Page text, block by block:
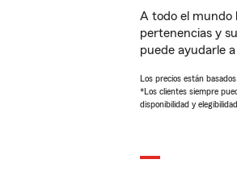
A todo el mundo
pertenencias y
puede ayudarle
Los precios están
*Los clientes siempre
disponibilidad y